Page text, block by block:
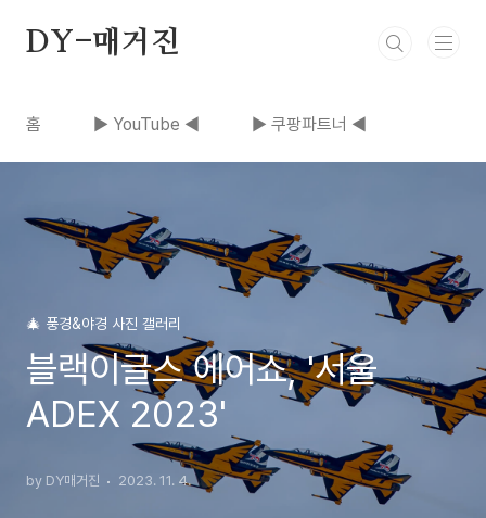
DY-매거진
홈 ▶ YouTube ◀ ▶ 쿠팡파트너 ◀
🎄 풍경&야경 사진 갤러리
블랙이글스 에어쇼, '서울
ADEX 2023'
by DY매거진 2023. 11. 4.